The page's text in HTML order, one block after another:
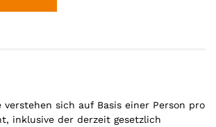
verstehen sich auf Basis einer Person pro
inklusive der derzeit gesetzlich